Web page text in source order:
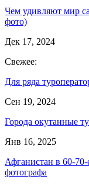
Чем удивляют мир
фото)
Дек 17, 2024
Свежее:
Для ряда
Сен 19, 2024
Города окутанные
Янв 16, 2025
Афганистан в 60-
фотографа